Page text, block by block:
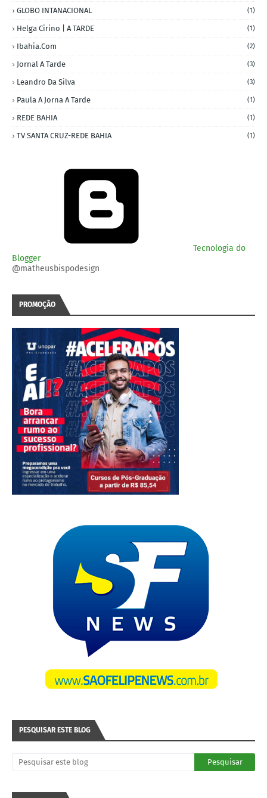
GLOBO INTANACIONAL (1)
Helga Cirino | A TARDE (1)
Ibahia.com (2)
Jornal A Tarde (3)
Leandro Da Silva (3)
Paula A Jorna A Tarde (1)
REDE BAHIA (1)
TV SANTA CRUZ-REDE BAHIA (1)
Tecnologia do
Blogger
@matheusbispodesign
PROMOÇÃO
PESQUISAR ESTE BLOG